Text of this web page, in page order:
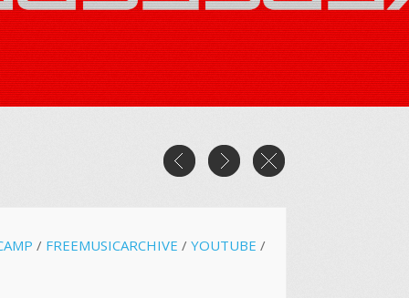
/ FREEMUSICARCHIVE /YOUTUBE /